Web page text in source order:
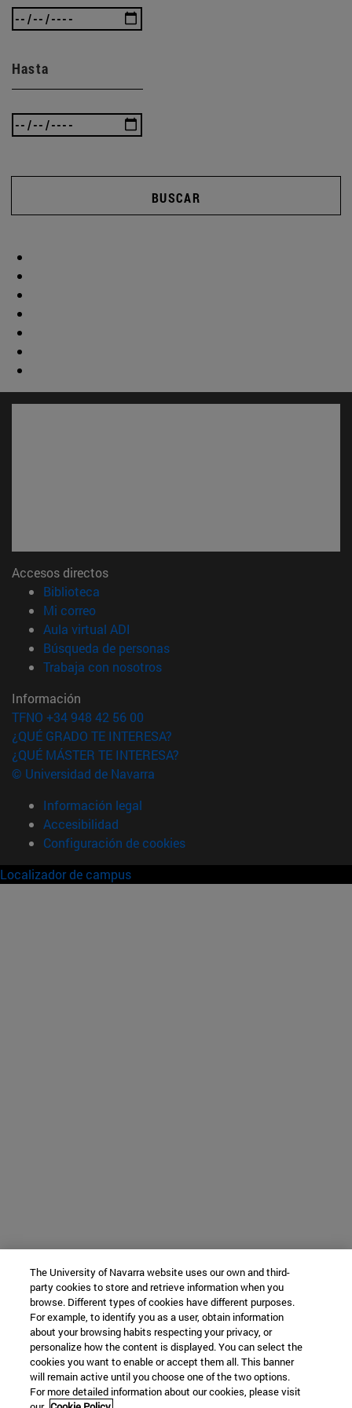
Hasta
BUSCAR
Accesos directos
Biblioteca
Mi correo(abre en nueva ventana)
Aula virtual ADI
Búsqueda de personas(abre en nueva ventana)
Trabaja con nosotros(abre en nueva ventana)
Información
TFNO +34 948 42 56 00
¿QUÉ GRADO TE INTERESA?
¿QUÉ MÁSTER TE INTERESA?
© Universidad de Navarra
Información legal
Accesibilidad
Configuración de cookies
Localizador de campus
The University of Navarra website uses our own and third-
party cookies to store and retrieve information when you
browse. Different types of cookies have different purposes.
For example, to identify you as a user, obtain information
about your browsing habits respecting your privacy, or
personalize how the content is displayed. You can select the
cookies you want to enable or accept them all. This banner
will remain active until you choose one of the two options.
For more detailed information about our cookies, please visit